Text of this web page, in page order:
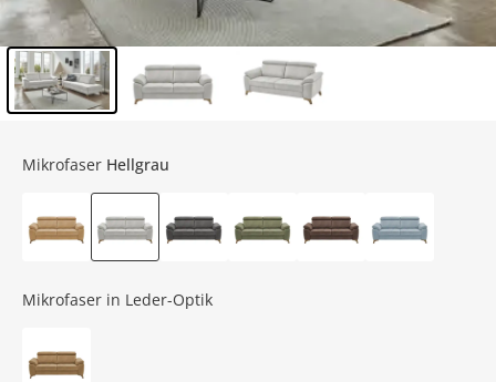
Mikrofaser Hellgrau
Mikrofaser in Leder-Optik